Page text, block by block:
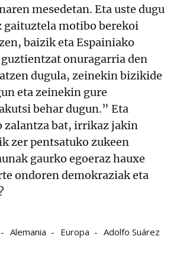
mesedetan. Eta uste dugu
gaituztela motibo berekoi
baizik eta Espainiako
onuragarria den
dugula, zeinekin bizikide
eta zeinekin gure
behar dugun.” Eta
zalantza bat, irrikaz jakin
zer pentsatuko zukeen
gaurko egoeraz hauxe
ondoren demokraziak eta
Alemania Europa Adolfo Suárez